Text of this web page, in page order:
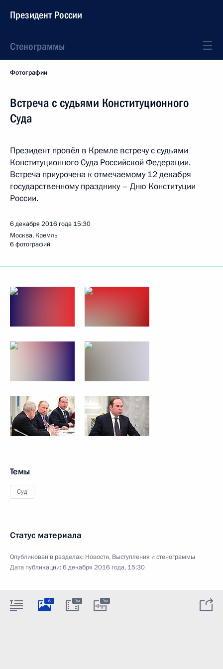
Президент России
Стенограммы
Фотографии
Встреча с судьями Конституционного
Суда
Президент провёл в Кремле встречу с судьями
Конституционного Суда Российской Федерации.
Встреча приурочена к отмечаемому 12 декабря
государственному празднику – Дню Конституции
России.
6 декабря 2016 года 15:30
Москва, Кремль
6 фотографий
Темы
Суд
Статус материала
Опубликован в разделах: Новости, Выступления и стенограммы
Дата публикации:6 декабря 2016 года, 15:30
6 3м 3м